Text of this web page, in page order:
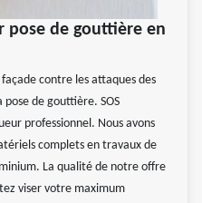
pose de gouttière en
contre les attaques des
de gouttière. SOS
professionnel. Nous avons
complets en travaux de
La qualité de notre offre
viser votre maximum